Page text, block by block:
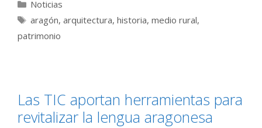
Categorías
Noticias
Etiquetas
aragón, arquitectura, historia, medio rural,
patrimonio
Las TIC aportan herramientas para
revitalizar la lengua aragonesa